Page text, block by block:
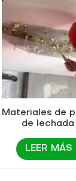
Materiales de
de lechada
aceite
espuma
LEER MÁS